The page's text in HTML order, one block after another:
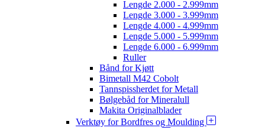
Lengde 2.000 - 2.999mm
Lengde 3.000 - 3.999mm
Lengde 4.000 - 4.999mm
Lengde 5.000 - 5.999mm
Lengde 6.000 - 6.999mm
Ruller
Bånd for Kjøtt
Bimetall M42 Cobolt
Tannspissherdet for Metall
Bølgebåd for Mineralull
Makita Originalblader
Verktøy for Bordfres og Moulding